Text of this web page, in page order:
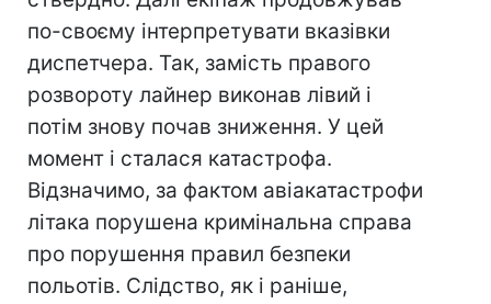
по-своєму інтерпретувати вказівки
диспетчера. Так, замість правого
розвороту лайнер виконав лівий і
потім знову почав зниження. У цей
момент і сталася катастрофа.
Відзначимо, за фактом авіакатастрофи
літака порушена кримінальна справа
про порушення правил безпеки
польотів. Слідство, як і раніше,